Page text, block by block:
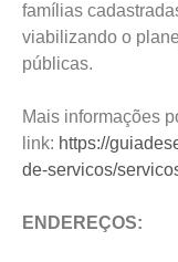
famílias
viabilizando o
públicas.
Mais informações
link: https://
de-servicos/
ENDEREÇOS: